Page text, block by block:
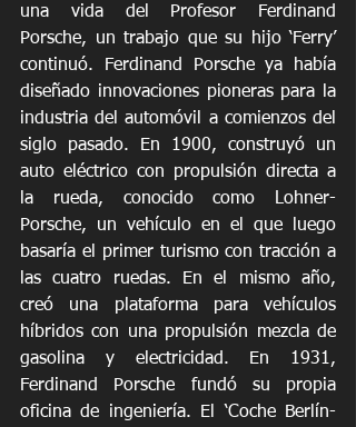
una vida del Profesor Ferdinand
Porsche, un trabajo que su hijo ‘Ferry’
continuó. Ferdinand Porsche ya había
diseñado innovaciones pioneras para la
industria del automóvil a comienzos del
siglo pasado. En 1900, construyó un
auto eléctrico con propulsión directa a
la rueda, conocido como Lohner-
Porsche, un vehículo en el que luego
basaría el primer turismo con tracción a
las cuatro ruedas. En el mismo año,
creó una plataforma para vehículos
híbridos con una propulsión mezcla de
gasolina y electricidad. En 1931,
Ferdinand Porsche fundó su propia
oficina de ingeniería. El ‘Coche Berlín-